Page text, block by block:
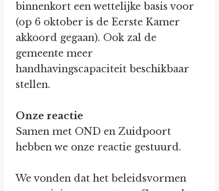
binnenkort een wettelijke basis voor
(op 6 oktober is de Eerste Kamer
akkoord gegaan). Ook zal de
gemeente meer
handhavingscapaciteit beschikbaar
stellen.
Onze reactie
Samen met OND en Zuidpoort
hebben we onze reactie gestuurd.
We vonden dat het beleidsvormen